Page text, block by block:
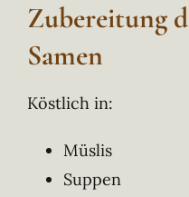
Zubereitung
Samen
Köstlich in:
Müslis
Suppen